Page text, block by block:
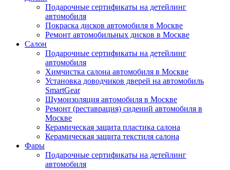
Подарочные сертификаты на детейлинг
автомобиля
Покраска дисков автомобиля в Москве
Ремонт автомобильных дисков в Москве
Салон
Подарочные сертификаты на детейлинг
автомобиля
Химчистка салона автомобиля в Москве
Установка доводчиков дверей на автомобиль
SmartGear
Шумоизоляция автомобиля в Москве
Ремонт (реставрация) сидений автомобиля в
Москве
Керамическая защита пластика салона
Керамическая защита текстиля салона
Фары
Подарочные сертификаты на детейлинг
автомобиля